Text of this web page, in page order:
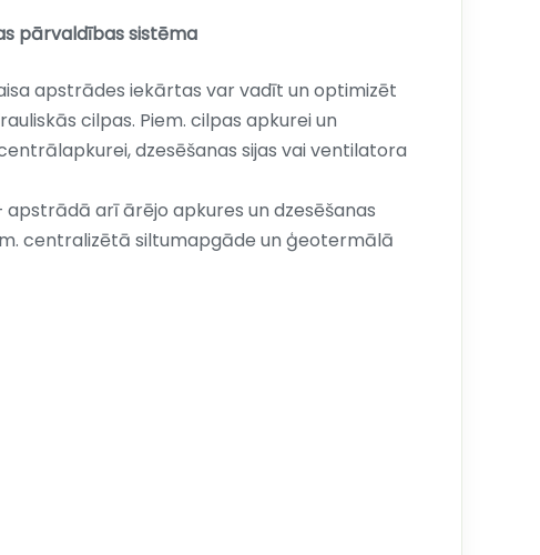
pārvaldības sistēma
apstrādes iekārtas var vadīt un optimizēt
cilpas. Piem. cilpas apkurei un
dzesēšanas sijas vai ventilatora
apstrādā arī ārējo apkures un dzesēšanas
centralizētā siltumapgāde un ģeotermālā